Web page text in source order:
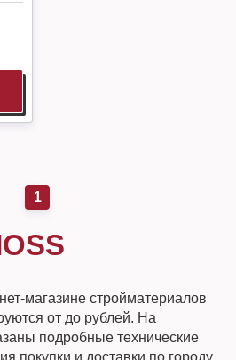
1
магазине стройматериалов
от до рублей. На
подробные технические
покупки и доставки по городу